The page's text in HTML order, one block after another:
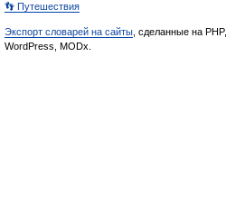
👣 Путешествия
Экспорт словарей на сайты , сделанные на PHP,
WordPress, MODx.